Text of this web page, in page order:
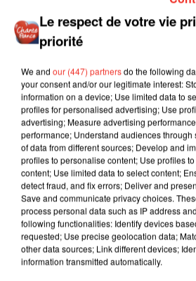
Le respect de votre vie
priorité
We and our (447) partnersdo the following
your consent and/or our legitimate interest:
information on a device; Use limited data to
profiles for personalised advertising; Use
advertising; Measure advertising
performance; Understand audiences through
of data from different sources; Develop and
profiles to personalise content; Use profiles
content; Use limited data to select content;
detect fraud, and fix errors; Deliver and
Save and communicate privacy choices.
process personal data such as IP address
following functionalities: Identify devices
requested; Use precise geolocation data;
other data sources; Link different devices;
information transmitted automatically.